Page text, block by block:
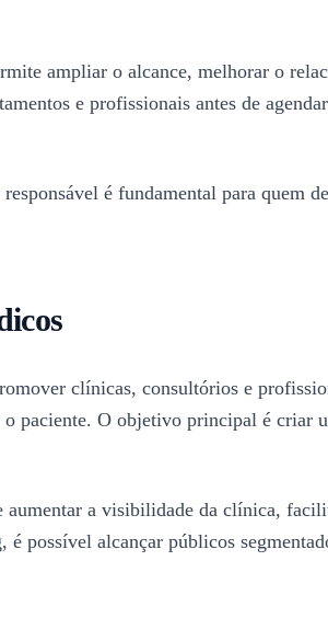
ampliar o alcance, melhorar o
e profissionais antes de
é fundamental para quem
clínicas, consultórios e
paciente. O objetivo principal é criar
a visibilidade da clínica,
alcançar públicos